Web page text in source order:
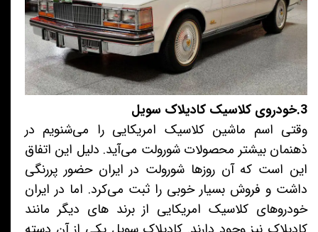
3.خودروی کلاسیک کادیلاک سویل
وقتی اسم ماشین کلاسیک امریکایی را می‌شنویم در
ذهنمان بیشتر محصولات شورولت می‌آید. دلیل این اتفاق
این است که آن روزها شورولت در ایران حضور پررنگی
داشت و فروش بسیار خوبی را ثبت می‌کرد. اما در ایران
خودروهای کلاسیک امریکایی از برند های دیگر مانند